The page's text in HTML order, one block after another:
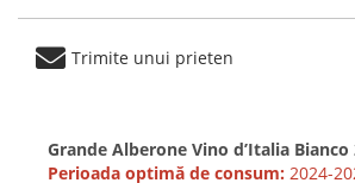
Trimite unui prieten
Grande Alberone Vino d’Italia Bianco
Perioada optimă de consum: 2024-